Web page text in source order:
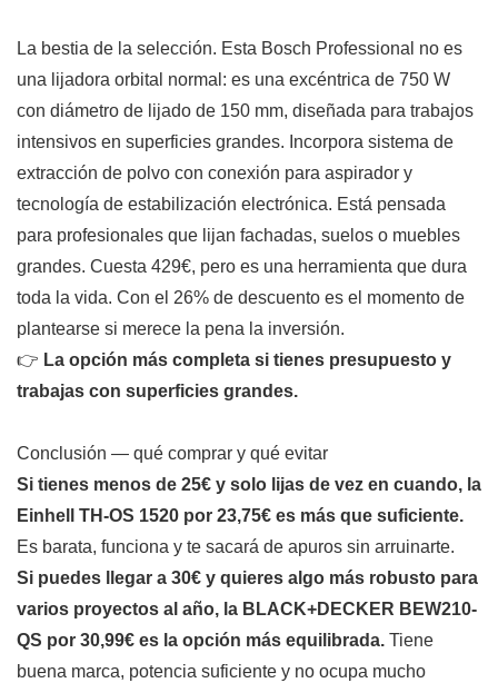
La bestia de la selección. Esta Bosch Professional no es
una lijadora orbital normal: es una excéntrica de 750 W
con diámetro de lijado de 150 mm, diseñada para trabajos
intensivos en superficies grandes. Incorpora sistema de
extracción de polvo con conexión para aspirador y
tecnología de estabilización electrónica. Está pensada
para profesionales que lijan fachadas, suelos o muebles
grandes. Cuesta 429€, pero es una herramienta que dura
toda la vida. Con el 26% de descuento es el momento de
plantearse si merece la pena la inversión.
👉 La opción más completa si tienes presupuesto y
trabajas con superficies grandes.
Conclusión — qué comprar y qué evitar
Si tienes menos de 25€ y solo lijas de vez en cuando, la
Einhell TH-OS 1520 por 23,75€ es más que suficiente.
Es barata, funciona y te sacará de apuros sin arruinarte.
Si puedes llegar a 30€ y quieres algo más robusto para
varios proyectos al año, la BLACK+DECKER BEW210-
QS por 30,99€ es la opción más equilibrada. Tiene
buena marca, potencia suficiente y no ocupa mucho